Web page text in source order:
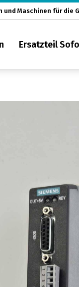
Maschinen für die
Ersatzteil